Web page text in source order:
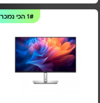
1#הכי נמכר